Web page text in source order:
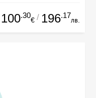
100.30
€ / 196.17
лв.